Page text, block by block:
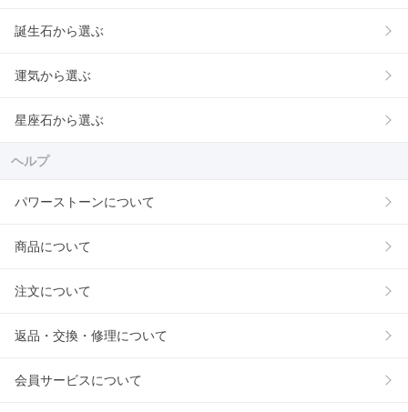
誕生石から選ぶ
運気から選ぶ
星座石から選ぶ
ヘルプ
パワーストーンについて
商品について
注文について
返品・交換・修理について
会員サービスについて